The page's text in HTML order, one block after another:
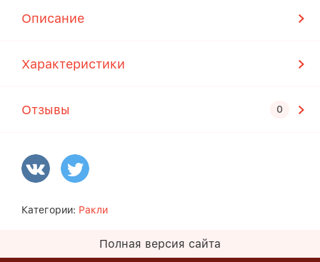
Описание
Характеристики
Отзывы
Категории: Ракли
Полная версия сайта